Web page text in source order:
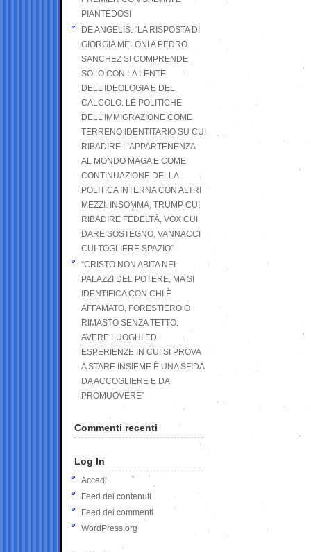
PIANTEDOSI
DE ANGELIS: “LA RISPOSTA DI
GIORGIA MELONI A PEDRO
SANCHEZ SI COMPRENDE
SOLO CON LA LENTE
DELL’IDEOLOGIA E DEL
CALCOLO: LE POLITICHE
DELL’IMMIGRAZIONE COME
TERRENO IDENTITARIO SU CUI
RIBADIRE L’APPARTENENZA
AL MONDO MAGA E COME
CONTINUAZIONE DELLA
POLITICA INTERNA CON ALTRI
MEZZI. INSOMMA, TRUMP CUI
RIBADIRE FEDELTÀ, VOX CUI
DARE SOSTEGNO, VANNACCI
CUI TOGLIERE SPAZIO”
“CRISTO NON ABITA NEI
PALAZZI DEL POTERE, MA SI
IDENTIFICA CON CHI È
AFFAMATO, FORESTIERO O
RIMASTO SENZA TETTO.
AVERE LUOGHI ED
ESPERIENZE IN CUI SI PROVA
A STARE INSIEME È UNA SFIDA
DA ACCOGLIERE E DA
PROMUOVERE”
Commenti recenti
Log In
Accedi
Feed dei contenuti
Feed dei commenti
WordPress.org